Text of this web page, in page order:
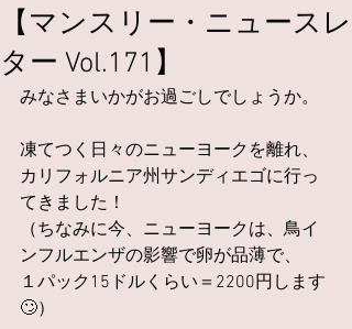
【マンスリー・ニュースレ
ター Vol.171】
みなさまいかがお過ごしでしょうか。
凍てつく日々のニューヨークを離れ、
カリフォルニア州サンディエゴに行っ
てきました！
（ちなみに今、ニューヨークは、鳥イ
ンフルエンザの影響で卵が品薄で、
１パック15ドルくらい＝2200円します
🙄）